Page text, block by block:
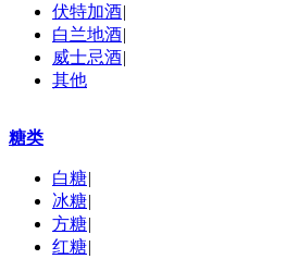
伏特加酒|
白兰地酒|
威士忌酒|
其他
糖类
白糖|
冰糖|
方糖|
红糖|